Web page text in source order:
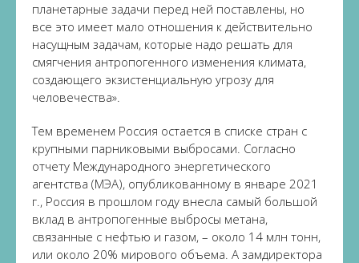
планетарные задачи перед ней поставлены, но
все это имеет мало отношения к действительно
насущным задачам, которые надо решать для
смягчения антропогенного изменения климата,
создающего экзистенциальную угрозу для
человечества».
Тем временем Россия остается в списке стран с
крупными парниковыми выбросами. Согласно
отчету Международного энергетического
агентства (МЭА), опубликованному в январе 2021
г., Россия в прошлом году внесла самый большой
вклад в антропогенные выбросы метана,
связанные с нефтью и газом, – около 14 млн тонн,
или около 20% мирового объема. А замдиректора